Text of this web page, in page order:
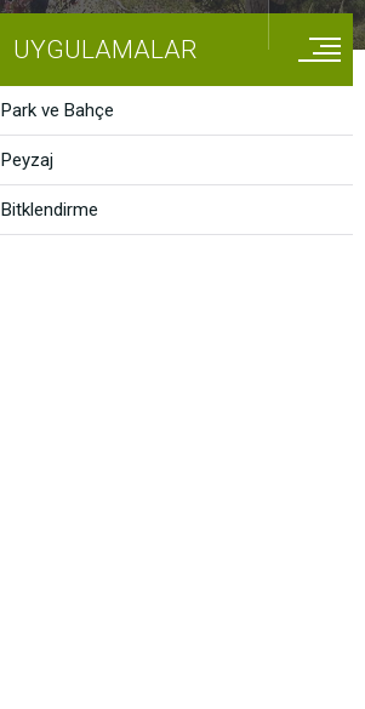
UYGULAMALAR
Park ve Bahçe
Peyzaj
Bitklendirme